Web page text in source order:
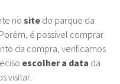
no site do parque da
é possível comprar
da compra, verificamos
escolher a data da
visitar.